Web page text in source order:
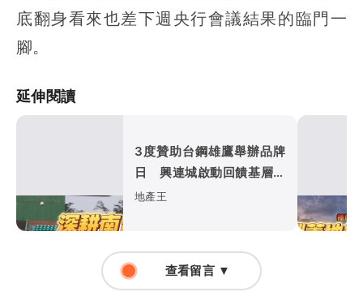
底翻身看來也差下週央行會議結果的臨門一
腳。
延伸閱讀
3度贊助台鋼雄鷹舉辦品牌
日 興連城啟動回饋基層棒
球深耕南二都
地產王
查看留言 ▼